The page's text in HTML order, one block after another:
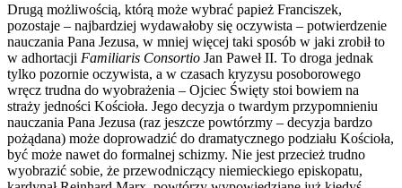
Drugą możliwością, którą może wybrać papież Franciszek,
pozostaje – najbardziej wydawałoby się oczywista – potwierdzenie
nauczania Pana Jezusa, w mniej więcej taki sposób w jaki zrobił to
w adhortacji Familiaris Consortio Jan Paweł II. To droga jednak
tylko pozornie oczywista, a w czasach kryzysu posoborowego
wręcz trudna do wyobrażenia – Ojciec Święty stoi bowiem na
straży jedności Kościoła. Jego decyzja o twardym przypomnieniu
nauczania Pana Jezusa (raz jeszcze powtórzmy – decyzja bardzo
pożądana) może doprowadzić do dramatycznego podziału Kościoła,
być może nawet do formalnej schizmy. Nie jest przecież trudno
wyobrazić sobie, że przewodniczący niemieckiego episkopatu,